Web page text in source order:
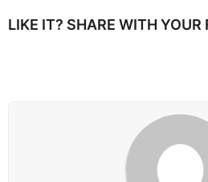
tLIKE IT? SHARE WITH YOUR